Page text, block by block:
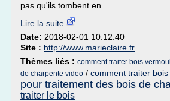
pas qu'ils tombent en...
Lire la suite
Date: 2018-02-01 10:12:40
Site : http://www.marieclaire.fr
Thèmes liés : comment traiter bois
de charpente video / comment traiter
pour traitement des bois de
traiter le bois